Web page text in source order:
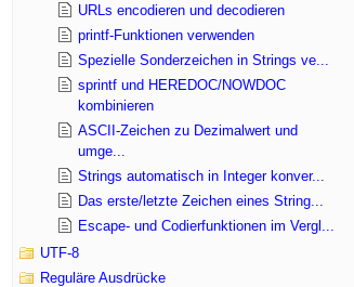
URLs encodieren und decodieren
printf-Funktionen verwenden
Spezielle Sonderzeichen in Strings ve...
sprintf und HEREDOC/NOWDOC
kombinieren
ASCII-Zeichen zu Dezimalwert und
umge...
Strings automatisch in Integer konver...
Das erste/letzte Zeichen eines String...
Escape- und Codierfunktionen im Vergl...
UTF-8
Reguläre Ausdrücke